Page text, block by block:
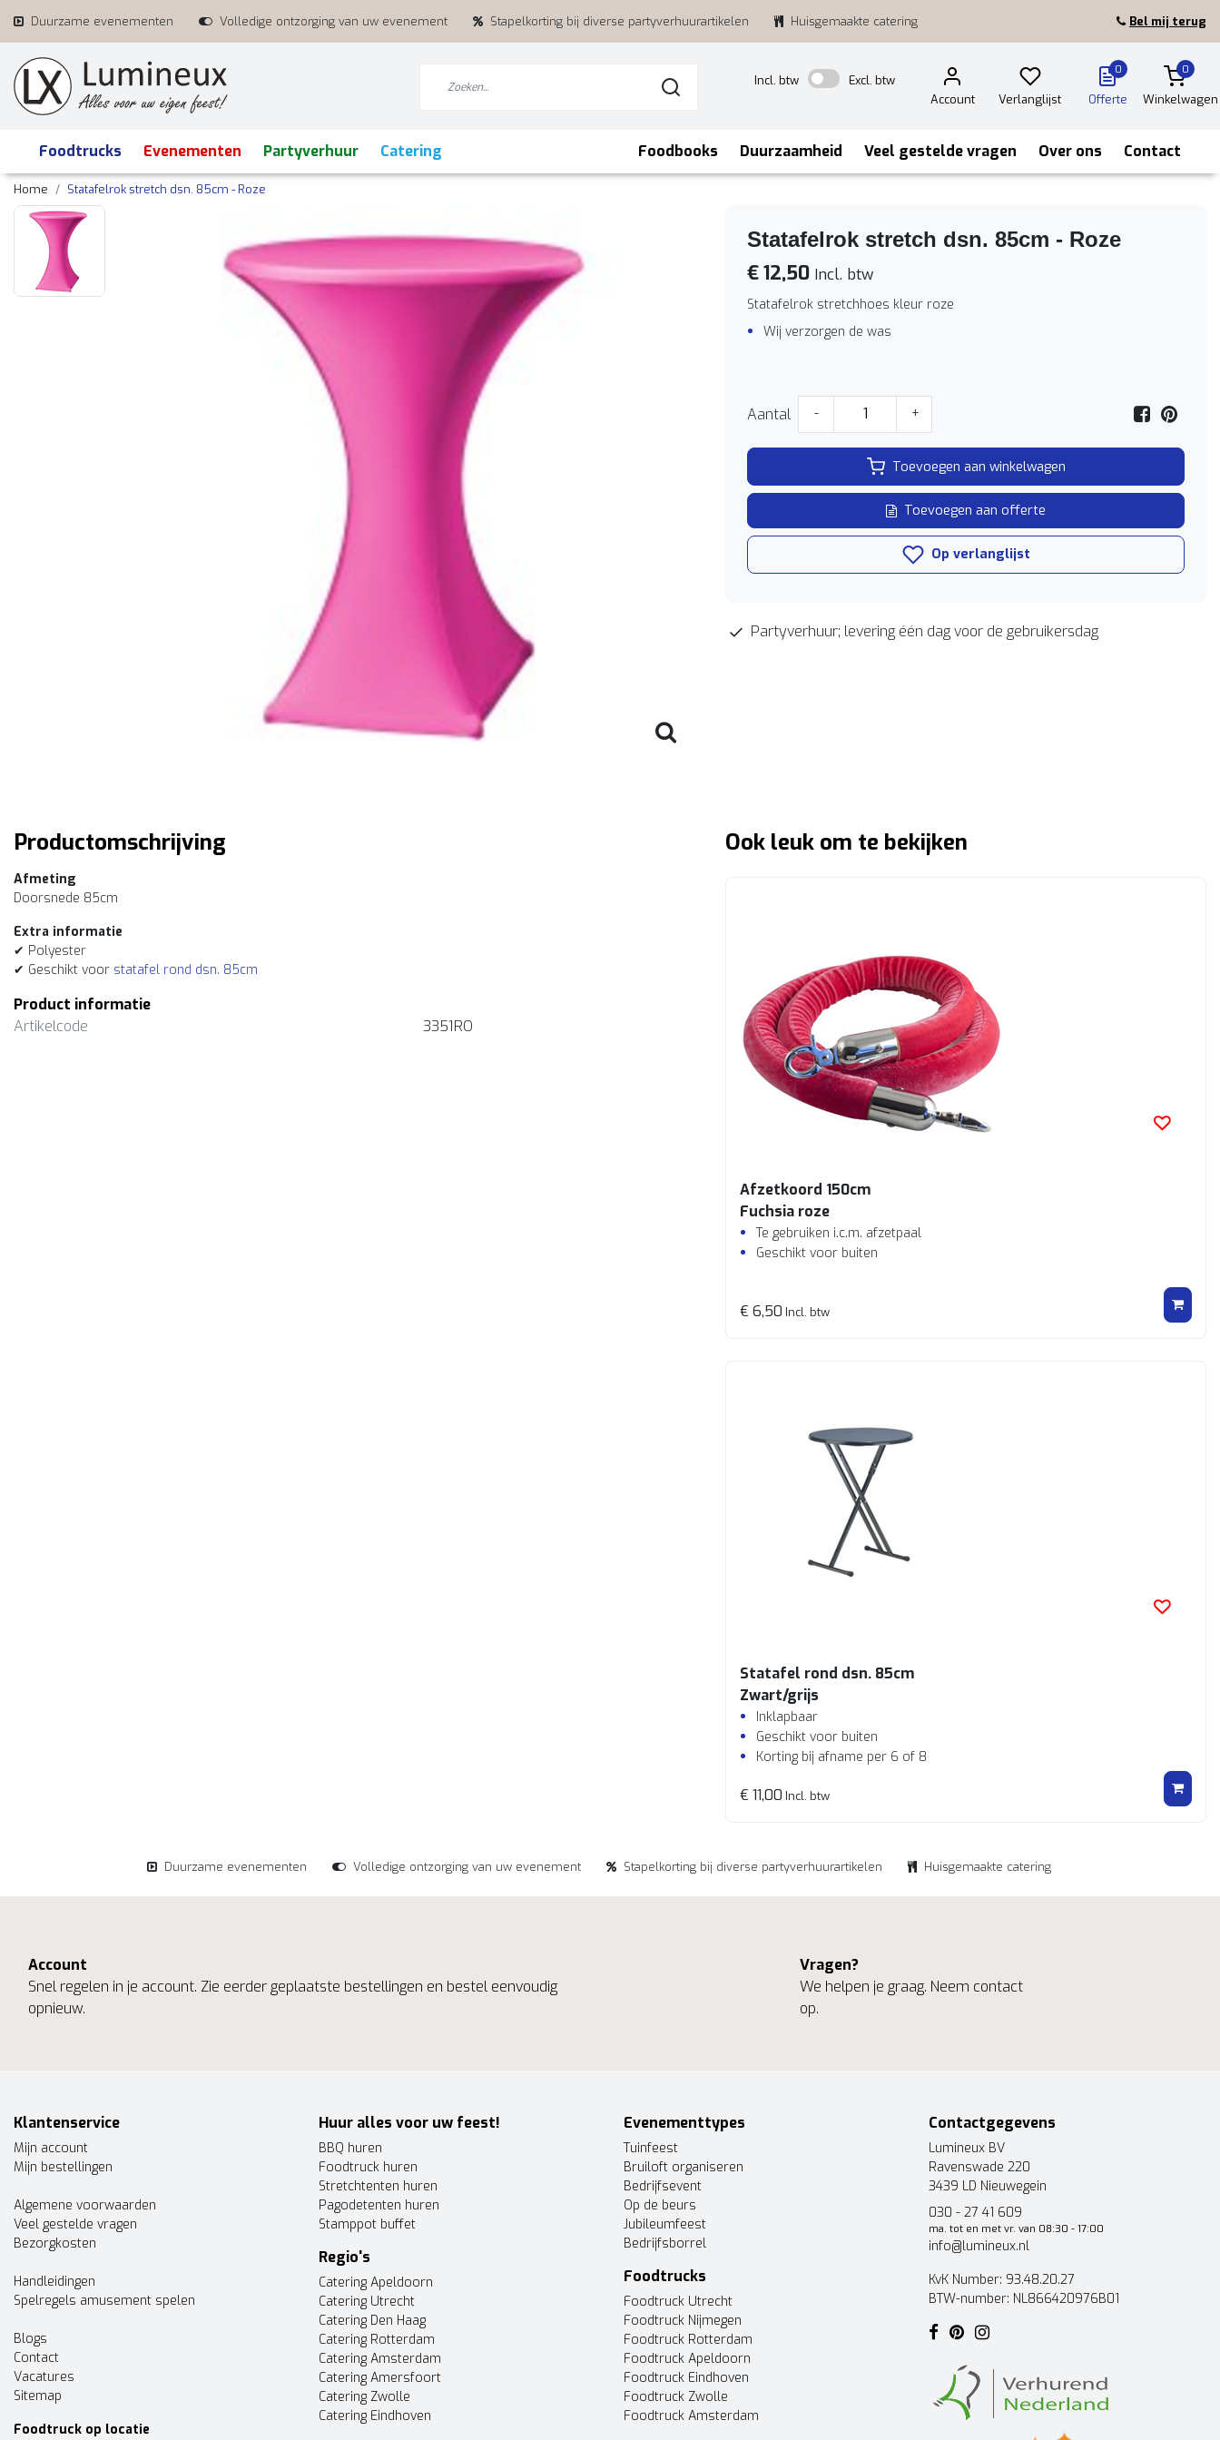
Duurzame evenementen Volledige ontzorging van uw evenement Stapelkorting bij diverse partyverhuurartikelen Huisgemaakte catering Bel mij terug
Incl. btw
Excl. btw
Account
Verlanglijst
0
Offerte
0
Winkelwagen
Foodtrucks Evenementen Partyverhuur Catering Foodbooks Duurzaamheid Veel gestelde vragen Over ons Contact
Home Statafelrok stretch dsn. 85cm - Roze
Statafelrok stretch dsn. 85cm - Roze
€ 12,50 Incl. btw
Statafelrok stretchhoes kleur roze
Wij verzorgen de was
Aantal - +
Toevoegen aan winkelwagen
Toevoegen aan offerte
Op verlanglijst
Partyverhuur; levering één dag voor de gebruikersdag
Productomschrijving
Afmeting
Doorsnede 85cm
Extra informatie
✔ Polyester
✔ Geschikt voor statafel rond dsn. 85cm
Product informatie
Artikelcode
3351RO
Ook leuk om te bekijken
Afzetkoord 150cm
Fuchsia roze
Te gebruiken i.c.m. afzetpaal
Geschikt voor buiten
€ 6,50 Incl. btw
Statafel rond dsn. 85cm
Zwart/grijs
Inklapbaar
Geschikt voor buiten
Korting bij afname per 6 of 8
€ 11,00 Incl. btw
Duurzame evenementen Volledige ontzorging van uw evenement Stapelkorting bij diverse partyverhuurartikelen Huisgemaakte catering
Account
Snel regelen in je account. Zie eerder geplaatste bestellingen en bestel eenvoudig
opnieuw.
Vragen?
We helpen je graag. Neem contact
op.
Klantenservice
Mijn account
Mijn bestellingen
Algemene voorwaarden
Veel gestelde vragen
Bezorgkosten
Handleidingen
Spelregels amusement spelen
Blogs
Contact
Vacatures
Sitemap
Foodtruck op locatie
Huur alles voor uw feest!
BBQ huren
Foodtruck huren
Stretchtenten huren
Pagodetenten huren
Stamppot buffet
Regio's
Catering Apeldoorn
Catering Utrecht
Catering Den Haag
Catering Rotterdam
Catering Amsterdam
Catering Amersfoort
Catering Zwolle
Catering Eindhoven
Evenementtypes
Tuinfeest
Bruiloft organiseren
Bedrijfsevent
Op de beurs
Jubileumfeest
Bedrijfsborrel
Foodtrucks
Foodtruck Utrecht
Foodtruck Nijmegen
Foodtruck Rotterdam
Foodtruck Apeldoorn
Foodtruck Eindhoven
Foodtruck Zwolle
Foodtruck Amsterdam
Contactgegevens
Lumineux BV
Ravenswade 220
3439 LD Nieuwegein
030 - 27 41 609
ma. tot en met vr. van 08:30 - 17:00
info@lumineux.nl
KvK Number: 93.48.20.27
BTW-number: NL866420976B01